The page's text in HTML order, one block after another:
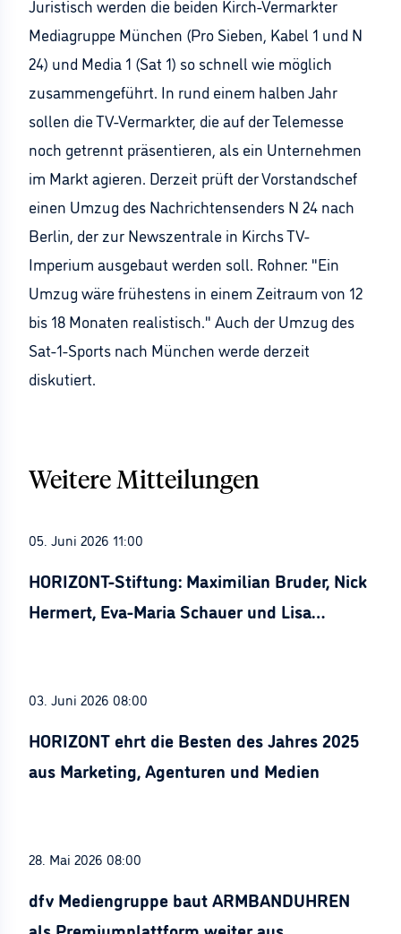
Juristisch werden die beiden Kirch-Vermarkter
Mediagruppe München (Pro Sieben, Kabel 1 und N
24) und Media 1 (Sat 1) so schnell wie möglich
zusammengeführt. In rund einem halben Jahr
sollen die TV-Vermarkter, die auf der Telemesse
noch getrennt präsentieren, als ein Unternehmen
im Markt agieren. Derzeit prüft der Vorstandschef
einen Umzug des Nachrichtensenders N 24 nach
Berlin, der zur Newszentrale in Kirchs TV-
Imperium ausgebaut werden soll. Rohner: "Ein
Umzug wäre frühestens in einem Zeitraum von 12
bis 18 Monaten realistisch." Auch der Umzug des
Sat-1-Sports nach München werde derzeit
diskutiert.
Weitere Mitteilungen
05. Juni 2026 11:00
HORIZONT-Stiftung: Maximilian Bruder, Nick
Hermert, Eva-Maria Schauer und Lisa
03. Juni 2026 08:00
HORIZONT ehrt die Besten des Jahres 2025
aus Marketing, Agenturen und Medien
28. Mai 2026 08:00
dfv Mediengruppe baut ARMBANDUHREN